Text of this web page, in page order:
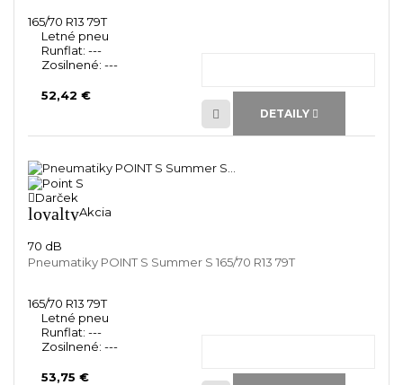
165/70 R13 79T
Letné pneu
Runflat: ---
Zosilnené: ---
52,42 €
DETAILY
Darček
loyaltyAkcia
70 dB
Pneumatiky POINT S Summer S 165/70 R13 79T
165/70 R13 79T
Letné pneu
Runflat: ---
Zosilnené: ---
53,75 €